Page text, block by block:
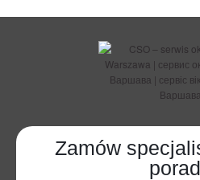
Zamów